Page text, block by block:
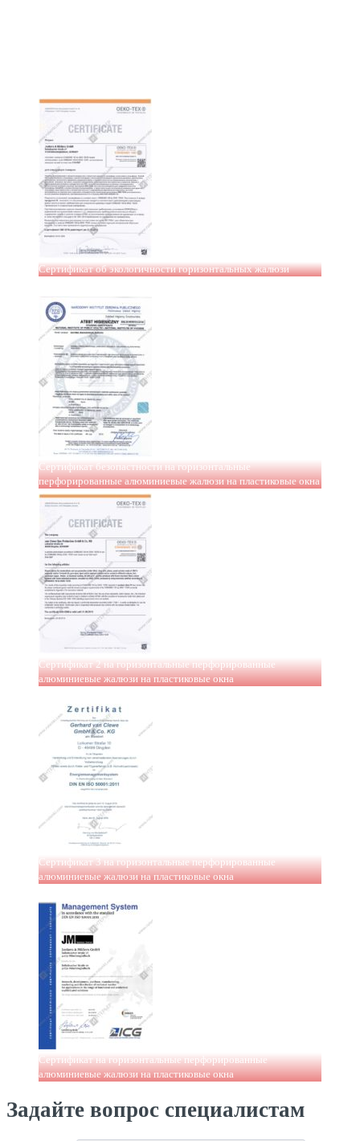
Сертификат об экологичности горизонтальных жалюзи
Сертификат безопастности на горизонтальные
перфорированные алюминиевые жалюзи на пластиковые окна
Сертификат 2 на горизонтальные перфорированные
алюминиевые жалюзи на пластиковые окна
Сертификат 3 на горизонтальные перфорированные
алюминиевые жалюзи на пластиковые окна
Сертификат на горизонтальные перфорированные
алюминиевые жалюзи на пластиковые окна
Задайте вопрос специалистам